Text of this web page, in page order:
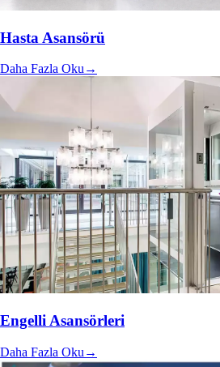
Hasta Asansörü
Daha Fazla Oku →
Engelli Asansörleri
Daha Fazla Oku →